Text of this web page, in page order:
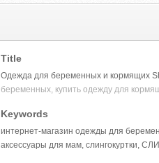
Title
Одежда для беременных и кормящих
беременных, купить одежду для
Keywords
интернет-магазин одежды для
аксессуары для мам, слингокуртки,